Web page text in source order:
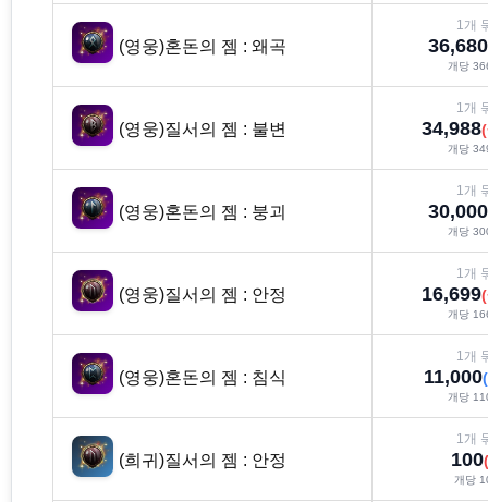
(영웅)혼돈의 젬 : 왜곡
1개
36,680
개당
(영웅)질서의 젬 : 불변
1개
34,988(
개당
(영웅)혼돈의 젬 : 붕괴
1개
30,000
개당
(영웅)질서의 젬 : 안정
1개
16,699(
개당
(영웅)혼돈의 젬 : 침식
1개
11,000(
개당
(희귀)질서의 젬 : 안정
1개
100(
개당